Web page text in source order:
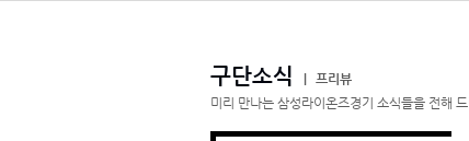
구단소식
프리뷰
미리 만나는 삼성라이온즈경기 소식들을 전해 드